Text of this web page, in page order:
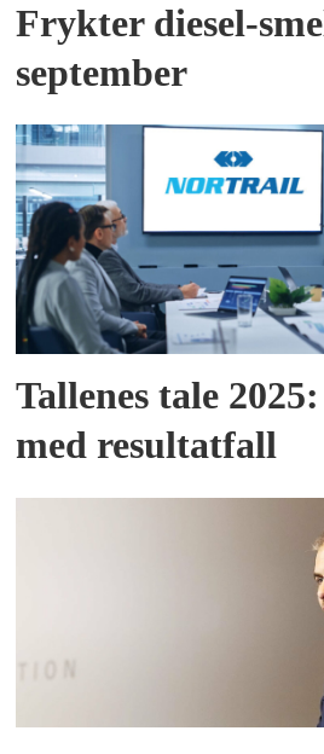
Frykter diesel-
september
Tallenes tale
med resultatfall